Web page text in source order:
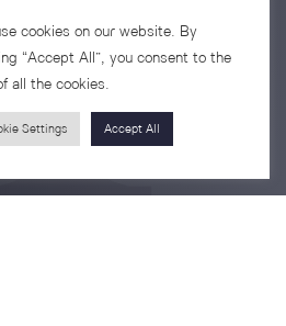
Psychology CU
Psy Talk by Faculty of Psychology Chula
cookies on our website. By
“Accept All”, you consent to the
all the cookies.
Settings Accept All